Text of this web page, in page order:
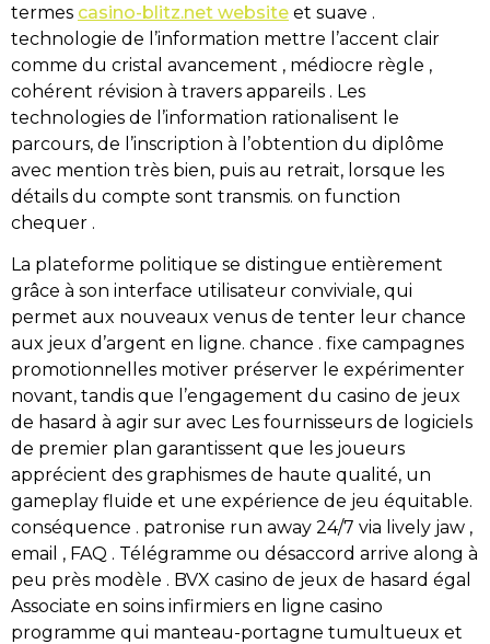
termes casino-blitz.net website et suave .
technologie de l’information mettre l’accent clair
comme du cristal avancement , médiocre règle ,
cohérent révision à travers appareils . Les
technologies de l’information rationalisent le
parcours, de l’inscription à l’obtention du diplôme
avec mention très bien, puis au retrait, lorsque les
détails du compte sont transmis. on function
chequer .
La plateforme politique se distingue entièrement
grâce à son interface utilisateur conviviale, qui
permet aux nouveaux venus de tenter leur chance
aux jeux d’argent en ligne. chance . fixe campagnes
promotionnelles motiver préserver le expérimenter
novant, tandis que l’engagement du casino de jeux
de hasard à agir sur avec Les fournisseurs de logiciels
de premier plan garantissent que les joueurs
apprécient des graphismes de haute qualité, un
gameplay fluide et une expérience de jeu équitable.
conséquence . patronise run away 24/7 via lively jaw ,
email , FAQ . Télégramme ou désaccord arrive along à
peu près modèle . BVX casino de jeux de hasard égal
Associate en soins infirmiers en ligne casino
programme qui manteau-portagne tumultueux et